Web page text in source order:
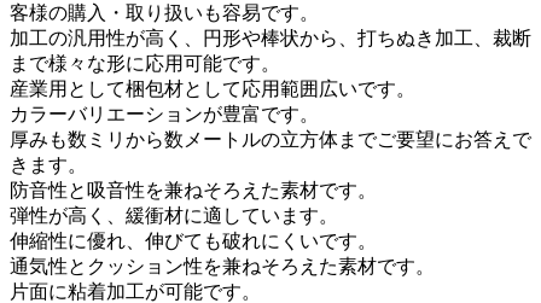
客様の購入・取り扱いも容易です。
加工の汎用性が高く、円形や棒状から、打ちぬき加工、裁断
まで様々な形に応用可能です。
産業用として梱包材として応用範囲広いです。
カラーバリエーションが豊富です。
厚みも数ミリから数メートルの立方体までご要望にお答えで
きます。
防音性と吸音性を兼ねそろえた素材です。
弾性が高く、緩衝材に適しています。
伸縮性に優れ、伸びても破れにくいです。
通気性とクッション性を兼ねそろえた素材です。
片面に粘着加工が可能です。